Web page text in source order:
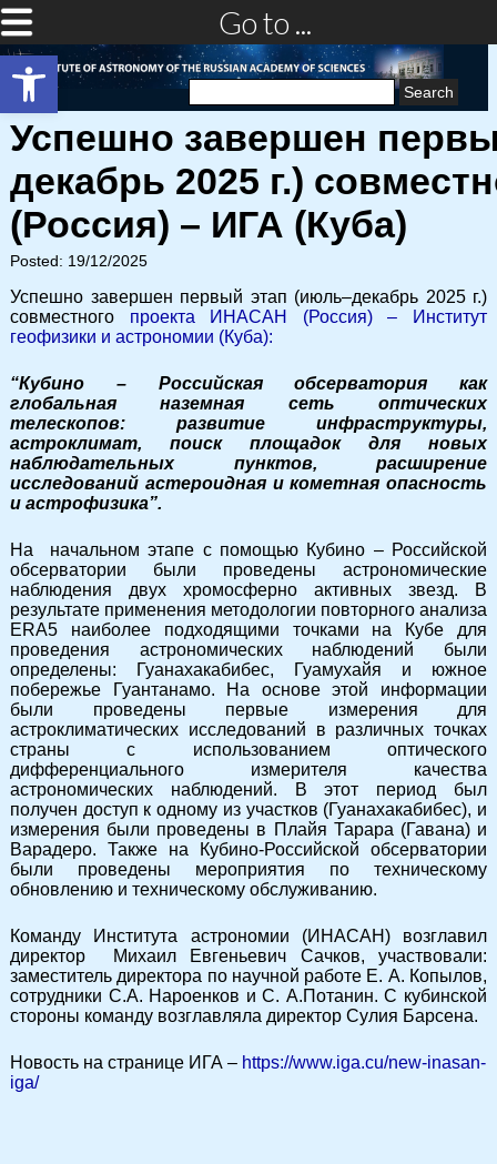
Open toolbar
Go to ...
Search
Успешно завершен
декабрь 2025 г.)
(Россия) – ИГА (Куба)
Posted: 19/12/2025
Успешно завершен первый этап (июль–декабрь 2025г.)
совместного
проекта ИНАСАН (Россия) – Институт
геофизики и астрономии (Куба):
“Кубино – Российская обсерватория как
глобальная наземная сеть оптических
телескопов: развитие инфраструктуры,
астроклимат, поиск площадок для новых
наблюдательных пунктов, расширение
исследований астероидная и кометная опасность
и астрофизика”.
На начальном этапе с помощью Кубино – Российской
обсерватории были проведены астрономические
наблюдения двух хромосферно активных звезд. В
результате применения методологии повторного анализа
ERA5 наиболее подходящими точками на Кубе для
проведения астрономических наблюдений были
определены: Гуанахакабибес, Гуамухайя и южное
побережье Гуантанамо. На основе этой информации
были проведены первые измерения для
астроклиматических исследований в различных точках
страны с использованием оптического
дифференциального измерителя качества
астрономических наблюдений. В этот период был
получен доступ к одному из участков (Гуанахакабибес), и
измерения были проведены в Плайя Тарара (Гавана) и
Варадеро. Также на Кубино-Российской обсерватории
были проведены мероприятия по техническому
обновлению и техническому обслуживанию.
Команду Института астрономии (ИНАСАН) возглавил
директор Михаил Евгеньевич Сачков, участвовали:
заместитель директора по научной работе Е. А. Копылов,
сотрудники С.А. Нароенков и С. А.Потанин. С кубинской
стороны команду возглавляла директор Сулия Барсена.
Новость на странице ИГА – https://www.iga.cu/new-inasan-
iga/